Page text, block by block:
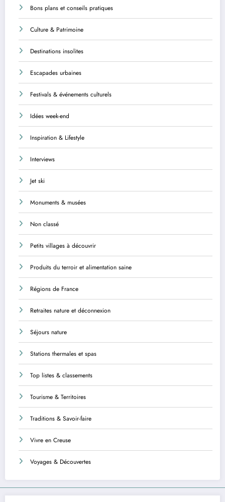
Bons plans et conseils pratiques
Culture & Patrimoine
Destinations insolites
Escapades urbaines
Festivals & événements culturels
Idées week-end
Inspiration & Lifestyle
Interviews
Jet ski
Monuments & musées
Non classé
Petits villages à découvrir
Produits du terroir et alimentation saine
Régions de France
Retraites nature et déconnexion
Séjours nature
Stations thermales et spas
Top listes & classements
Tourisme & Territoires
Traditions & Savoir-faire
Vivre en Creuse
Voyages & Découvertes